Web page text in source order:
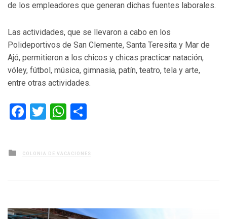
de los empleadores que generan dichas fuentes laborales.
Las actividades, que se llevaron a cabo en los
Polideportivos de San Clemente, Santa Teresita y Mar de
Ajó, permitieron a los chicos y chicas practicar natación,
vóley, fútbol, música, gimnasia, patín, teatro, tela y arte,
entre otras actividades.
Facebook
TwitterWhatsApp
Posted
in
COLONIA DE VACACIONES